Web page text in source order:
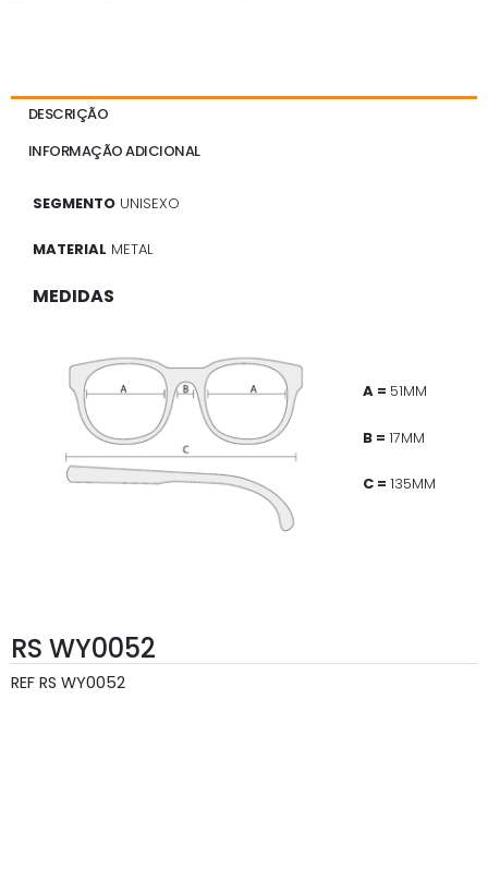
DESCRIÇÃO
INFORMAÇÃO ADICIONAL
SEGMENTO UNISEXO
MATERIAL METAL
MEDIDAS
A = 51MM
B = 17MM
C = 135MM
RS WY0052
REF RS WY0052